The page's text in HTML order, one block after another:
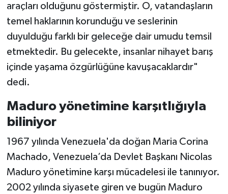
araçları olduğunu göstermiştir. O, vatandaşların
temel haklarının korunduğu ve seslerinin
duyulduğu farklı bir geleceğe dair umudu temsil
etmektedir. Bu gelecekte, insanlar nihayet barış
içinde yaşama özgürlüğüne kavuşacaklardır"
dedi.
Maduro yönetimine karşıtlığıyla
biliniyor
1967 yılında Venezuela'da doğan Maria Corina
Machado, Venezuela’da Devlet Başkanı Nicolas
Maduro yönetimine karşı mücadelesi ile tanınıyor.
2002 yılında siyasete giren ve bugün Maduro